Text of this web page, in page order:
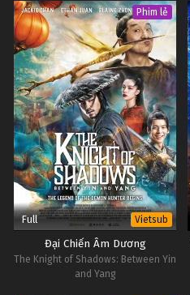
Phim lẻ
Full Vietsub
Đại Chiến Âm Dương
The Knight of Shadows: Between Yin
and Yang